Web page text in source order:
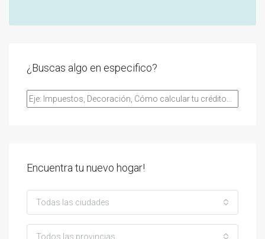
¿Buscas algo en especifico?
Encuentra tu nuevo hogar!
Todas las ciudades
Todos las provincias